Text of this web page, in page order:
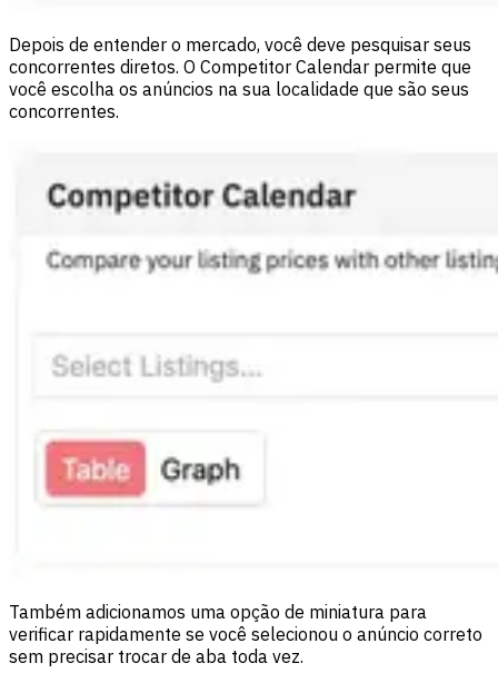
Depois de entender o mercado, você deve pesquisar seus
concorrentes diretos. O Competitor Calendar permite que
você escolha os anúncios na sua localidade que são seus
concorrentes.
Também adicionamos uma opção de miniatura para
verificar rapidamente se você selecionou o anúncio correto
sem precisar trocar de aba toda vez.